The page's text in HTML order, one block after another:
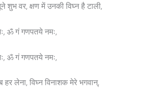
शुभ वर, क्षण में उनकी विघ्न है टाली,
ॐ गं गणपतये नमः,
ॐ गं गणपतये नमः,
हर लेना, विघ्न विनाशक मेरे भगवान्,